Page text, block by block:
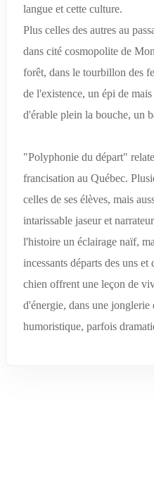
langue et cette culture.
Plus celles des autres au
dans cité cosmopolite de
forêt, dans le tourbillon des
de l'existence, un épi de
d'érable plein la bouche, un
"Polyphonie du départ"
francisation au Québec.
celles de ses élèves, mais
intarissable jaseur et
l'histoire un éclairage naïf,
incessants départs des uns et
chien offrent une leçon de
d'énergie, dans une jonglerie
humoristique, parfois